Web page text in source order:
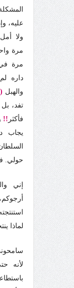
عليه،
ولا
مرة
مرة في
داره
والهبل
تفد،
فأكثر !!
يجاب
حولي.
إني
لماذا
لأنه